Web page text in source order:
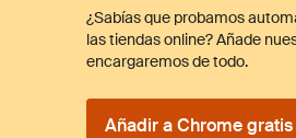
¿Sabías que probamos
las tiendas online? Añade
encargaremos de todo.
Añadir a Chrome gratis